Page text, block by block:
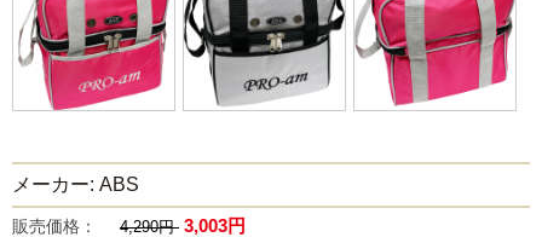
メーカー: ABS
販売価格： 4,290円 3,003円